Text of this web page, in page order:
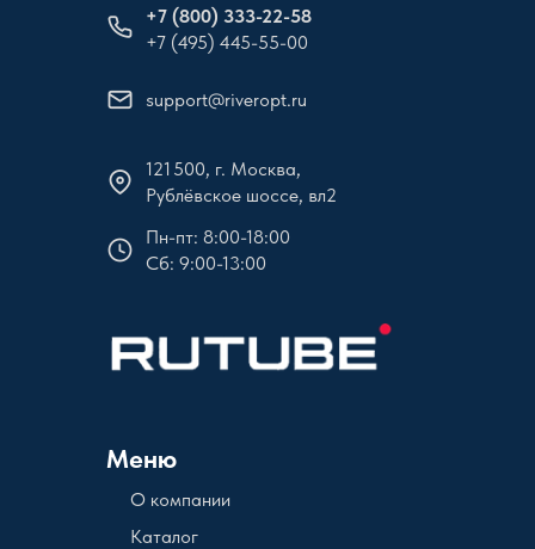
+7 (800) 333-22-58
+7 (495) 445-55-00
support@riveropt.ru
Меню
121 500, г. Москва,
Рублёвское шоссе, вл2
О компании
Пн-пт: 8:00-18:00
Сб: 9:00-13:00
Каталог